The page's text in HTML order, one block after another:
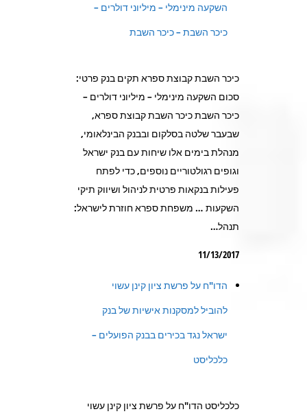
השקעה מינימלי – מיליוני דולרים –
כיכר השבת – כיכר השבת
כיכר השבת קבוצת ספרא תקים בנק פרטי:
סכום השקעה מינימלי – מיליוני דולרים –
כיכר השבת כיכר השבת קבוצת ספרא,
שבעבר שלטה בסלקום ובבנק הבינלאומי,
מנהלת בימים אלו שיחות עם בנק ישראל
וגופים רגולטוריים נוספים, כדי לפתח
פעילות בנקאות פרטית לניהול ושיווק תיקי
השקעות … משפחת ספרא חוזרת לישראל:
תנהל…
11/13/2017
הדו"ח על פרשת ציון קינן עשוי
להוביל למסקנות אישיות של בנק
ישראל נגד בכירים בבנק הפועלים –
כלכליסט
כלכליסט הדו"ח על פרשת ציון קינן עשוי